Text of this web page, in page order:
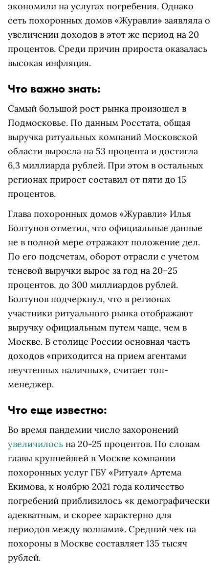
экономили на услугах погребения. Однако
сеть похоронных домов «Журавли» заявляла о
увеличении доходов в этот же период на 20
процентов. Среди причин прироста оказалась
высокая инфляция.
Что важно знать:
Самый большой рост рынка произошел в
Подмосковье. По данным Росстата, общая
выручка ритуальных компаний Московской
области выросла на 53 процента и достигла
6,3 миллиарда рублей. При этом в остальных
регионах прирост составил от пяти до 15
процентов.
Глава похоронных домов «Журавли» Илья
Болтунов отметил, что официальные данные
не в полной мере отражают положение дел.
По его подсчетам, оборот отрасли с учетом
теневой выручки вырос за год на 20–25
процентов, до 300 миллиардов рублей.
Болтунов подчеркнул, что в регионах
участники ритуального рынка отображают
выручку официальным путем чаще, чем в
Москве. В столице России основная часть
доходов «приходится на прием агентами
неучтенных наличных», считает топ-
менеджер.
Что еще известно:
Во время пандемии число захоронений
увеличилось на 20-25 процентов. По словам
главы крупнейшей в Москве компании
похоронных услуг ГБУ «Ритуал» Артема
Екимова, к ноябрю 2021 года количество
погребений приблизилось «к демографически
адекватным, и скорее характерно для
периодов между волнами». Средний чек на
похороны в Москве составляет 135 тысяч
рублей.